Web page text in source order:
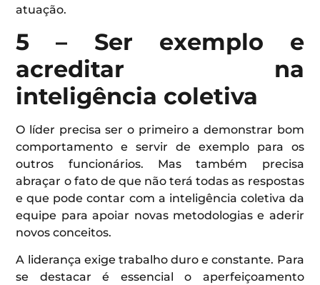
atuação.
5 – Ser exemplo e
acreditar na
inteligência coletiva
O líder precisa ser o primeiro a demonstrar bom
comportamento e servir de exemplo para os
outros funcionários. Mas também precisa
abraçar o fato de que não terá todas as respostas
e que pode contar com a inteligência coletiva da
equipe para apoiar novas metodologias e aderir
novos conceitos.
A liderança exige trabalho duro e constante. Para
se destacar é essencial o aperfeiçoamento